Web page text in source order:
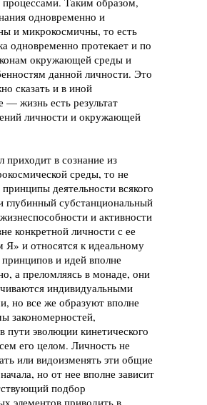
одновременно и
и микрокосмичны, то есть
одновременно протекает и по
окружающей среды и
данной личности. Это
сказать и в иной
— жизнь есть результат
личности и окружающей
приходит в сознание из
среды, то не
деятельности всякого
глубинный субстанциональный
и активности
конкретной личности с ее
Я» и относятся к идеальному
и идей вполне
а преломляясь в монаде, они
индивидуальными
но все же образуют вполне
закономерностей,
пути эволюции кинетического
его целом. Личность не
или видоизменять эти общие
но от нее вполне зависит
подбор
элементов приводить в